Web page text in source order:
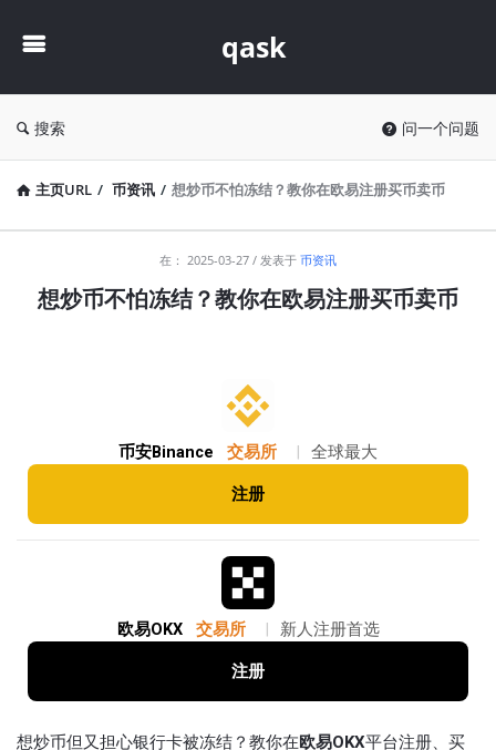
qask
搜索 问一个问题
主页URL / 币资讯 / 想炒币不怕冻结？教你在欧易注册买币卖币
最
在： 2025-03-27 发表于 币资讯
想炒币不怕冻结？教你在欧易注册买币卖币
币安Binance 交易所 全球最大
注册
欧易OKX 交易所 新人注册首选
注册
想炒币但又担心银行卡被冻结？教你在欧易OKX平台注册、买